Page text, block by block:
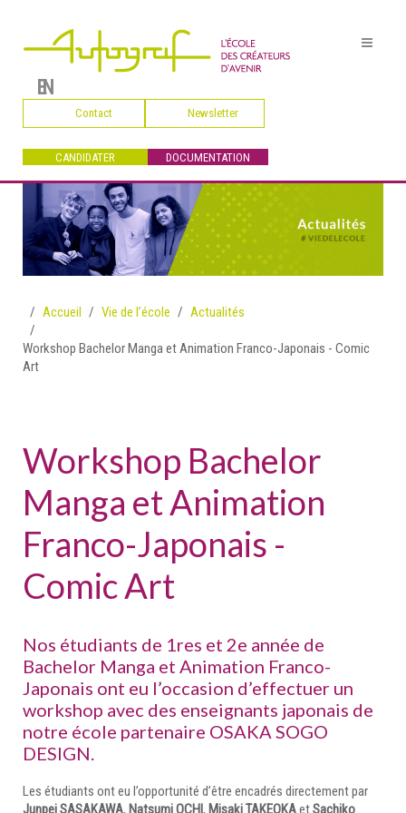
EN
Contact Newsletter
CANDIDATER DOCUMENTATION
Accueil Vie de l’école Actualités
Workshop Bachelor Manga et Animation Franco-Japonais - Comic
Art
Workshop Bachelor
Manga et Animation
Franco-Japonais -
Comic Art
Nos étudiants de 1res et 2e année de
Bachelor Manga et Animation Franco-
Japonais ont eu l’occasion d’effectuer un
workshop avec des enseignants japonais de
notre école partenaire OSAKA SOGO
DESIGN.
Les étudiants ont eu l’opportunité d’être encadrés directement par
Junpei SASAKAWA, Natsumi OCHI, Misaki TAKEOKAetSachiko